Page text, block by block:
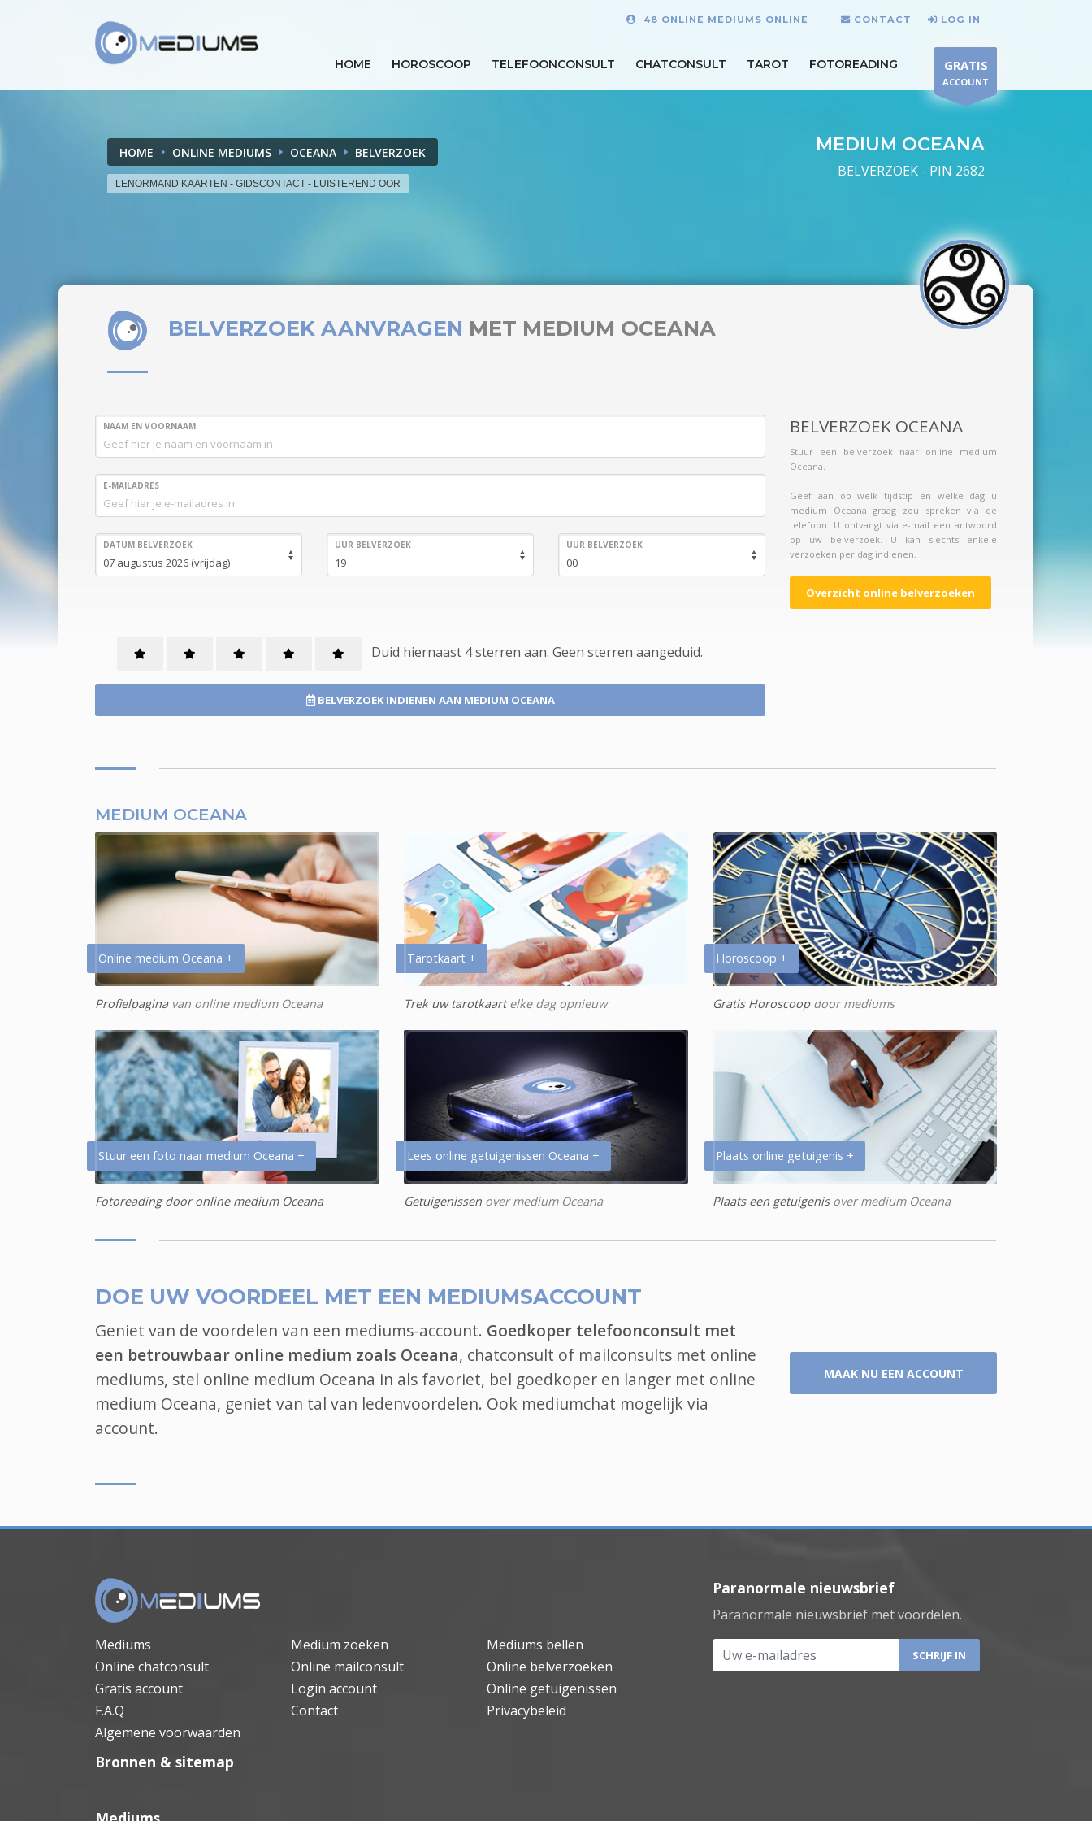
48 ONLINE MEDIUMS ONLINE CONTACT LOG IN
HOME HOROSCOOP TELEFOONCONSULT CHATCONSULT TAROT FOTOREADING GRATIS
ACCOUNT
HOME ONLINE MEDIUMS OCEANA BELVERZOEK
LENORMAND KAARTEN - GIDSCONTACT - LUISTEREND OOR
MEDIUM OCEANA
BELVERZOEK - PIN 2682
BELVERZOEK AANVRAGEN MET MEDIUM OCEANA
NAAM EN VOORNAAM
E-MAILADRES
DATUM BELVERZOEK UUR BELVERZOEK UUR BELVERZOEK
Duid hiernaast 4 sterren aan. Geen sterren aangeduid.
BELVERZOEK INDIENEN AAN MEDIUM OCEANA
BELVERZOEK OCEANA
Stuur een belverzoek naar online medium
Oceana.
Geef aan op welk tijdstip en welke dag u
medium Oceana graag zou spreken via de
telefoon. U ontvangt via e-mail een antwoord
op uw belverzoek. U kan slechts enkele
verzoeken per dag indienen.
Overzicht online belverzoeken
MEDIUM OCEANA
Online medium Oceana +
Profielpaginavan online medium Oceana
Tarotkaart +
Trek uw tarotkaartelke dag opnieuw
Horoscoop +
Gratis Horoscoopdoor mediums
Stuur een foto naar medium Oceana +
Fotoreading door online medium Oceana
Lees online getuigenissen Oceana +
Getuigenissen over medium Oceana
Plaats online getuigenis +
Plaats een getuigenisover medium Oceana
DOE UW VOORDEEL MET EEN MEDIUMSACCOUNT
Geniet van de voordelen van een mediums-account. Goedkoper telefoonconsult met
een betrouwbaar online medium zoals Oceana, chatconsult of mailconsults met online
mediums, stel online medium Oceana in als favoriet, bel goedkoper en langer met online
medium Oceana, geniet van tal van ledenvoordelen. Ook mediumchat mogelijk via
account.
MAAK NU EEN ACCOUNT
Mediums Medium zoeken
Mediums bellen
Online chatconsult
Online mailconsult
Online belverzoeken
Gratis account
Login account
Online getuigenissen
F.A.Q
Contact
Privacybeleid
Algemene voorwaarden
Paranormale nieuwsbrief
Paranormale nieuwsbrief met voordelen.
Uw e-mailadres
Bronnen & sitemap